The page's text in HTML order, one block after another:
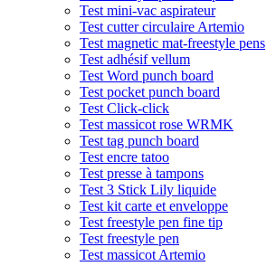
Test mini-vac aspirateur
Test cutter circulaire Artemio
Test magnetic mat-freestyle pens
Test adhésif vellum
Test Word punch board
Test pocket punch board
Test Click-click
Test massicot rose WRMK
Test tag punch board
Test encre tatoo
Test presse à tampons
Test 3 Stick Lily liquide
Test kit carte et enveloppe
Test freestyle pen fine tip
Test freestyle pen
Test massicot Artemio